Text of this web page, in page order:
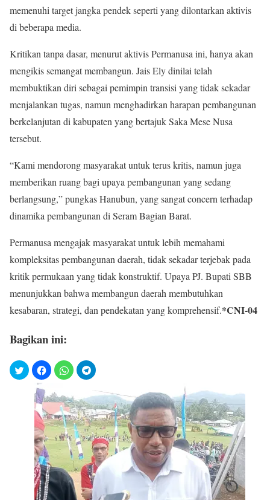
memenuhi target jangka pendek seperti yang dilontarkan aktivis
di beberapa media.
Kritikan tanpa dasar, menurut aktivis Permanusa ini, hanya akan
mengikis semangat membangun. Jais Ely dinilai telah
membuktikan diri sebagai pemimpin transisi yang tidak sekadar
menjalankan tugas, namun menghadirkan harapan pembangunan
berkelanjutan di kabupaten yang bertajuk Saka Mese Nusa
tersebut.
“Kami mendorong masyarakat untuk terus kritis, namun juga
memberikan ruang bagi upaya pembangunan yang sedang
berlangsung,” pungkas Hanubun, yang sangat concern terhadap
dinamika pembangunan di Seram Bagian Barat.
Permanusa mengajak masyarakat untuk lebih memahami
kompleksitas pembangunan daerah, tidak sekadar terjebak pada
kritik permukaan yang tidak konstruktif. Upaya PJ. Bupati SBB
menunjukkan bahwa membangun daerah membutuhkan
kesabaran, strategi, dan pendekatan yang komprehensif.*CNI-04
Bagikan ini: